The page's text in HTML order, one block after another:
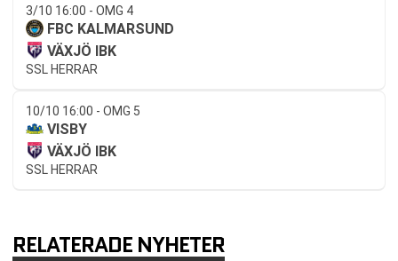
3/10 16:00 - OMG 4
FBC KALMARSUND
VÄXJÖ IBK
SSL HERRAR
10/10 16:00 - OMG 5
VISBY
VÄXJÖ IBK
SSL HERRAR
RELATERADE NYHETER